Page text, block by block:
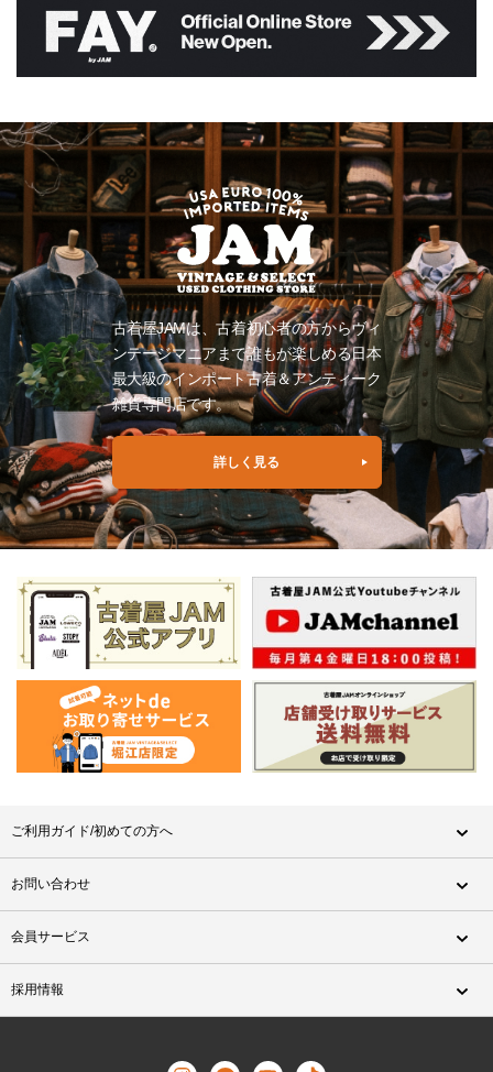
古着屋JAMは、古着初心者の方からヴィ
ンテージマニアまで誰もが楽しめる日本
最大級のインポート古着＆アンティーク
雑貨専門店です。
詳しく見る
ご利用ガイド/初めての方へ
お問い合わせ
会員サービス
採用情報